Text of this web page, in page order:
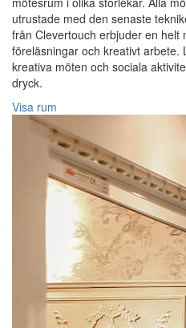
utrustade med den senaste
från Clevertouch erbjuder en helt
föreläsningar och kreativt arbete.
kreativa möten och sociala
dryck.
Visa rum